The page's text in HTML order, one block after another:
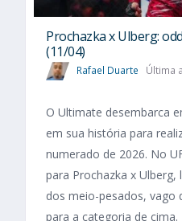
Prochazka x Ulberg:
(11/04)
Rafael Duarte Última
O Ultimate desembarca
em sua história para
numerado de 2026. No
para Prochazka x
dos meio-pesados, vago
para a categoria de cima.